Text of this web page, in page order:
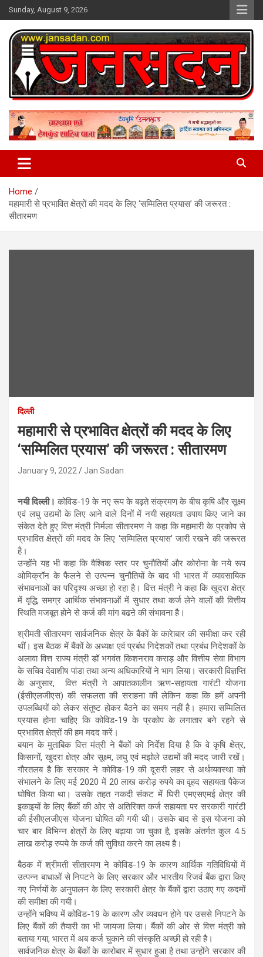
Skip
to
content
Sunday, August 9, 2026
Jan Sadan
Home
महामारी से प्रभावित क्षेत्रों की मदद के लिए ‘सम्मिलित प्रयास’ की जरूरत :
सीतारमण
दिल्ली
महामारी से प्रभावित क्षेत्रों की मदद के लिए
‘सम्मिलित प्रयास’ की जरूरत : सीतारमण
January 9, 2022 Jan Sadan
नयी दिल्ली। कोविड-19 के नए रूप के बढ़ते संक्रमण के बीच कृषि और सूक्ष्म
एवं लघु उद्यमों के लिए आने वाले दिनों में नयी सहायता उपाय किए जाने का
संकेत देते हुए वित्त मंत्री निर्मला सीतारमण ने कहा कि महामारी के प्रकोप से
प्रभावित क्षेत्रों की मदद के लिए ‘सम्मिलित प्रयास’ जारी रखने की जरूरत
है।
उन्होंने यह भी कहा कि वैश्विक स्तर पर चुनौतियों और कोरोना के नये रूप
ओमिक्रॉन के फैलने से उत्पन्न चुनौतियों के बाद भी भारत में व्यावसायिक
संभावनाओं का परिदृश्य अच्छा हो रहा है। वित्त मंत्री ने कहा कि खुदरा क्षेत्र
में वृद्धि, समग्र आर्थिक संभावनाओं में सुधार तथा कर्ज लेने वालों की वित्तीय
स्थिति मजबूत होने से कर्ज की मांग बढऩे की संभावना है।
श्रीमती सीतारमण सार्वजनिक क्षेत्र के बैंकों के कारेाबार की समीक्षा कर रही
थीं। इस बैठक में बैंकों के अध्यक्ष एवं प्रबंध निदेशकों तथा प्रबंध निदेशकों के
अलावा वित्त राज्य मंत्री डॉ भगवंत किशनराव कराड़ और वित्तीय सेवा विभाग
के सचिव देवाशीष पांडा तथा अन्य अधिकारियों ने भाग लिया। सरकारी विज्ञप्ति
के अनुसार, वित्त मंत्री ने आपातकालीन ऋण-सहायता गारंटी योजना
(ईसीएलजीएस) की सफलता की सराहना की लेकिन कहा कि हमें अपनी
उपलब्धियों को लेकर संतुष्ट होकर बैठने का समय नहीं है। हमारा सम्मिलित
प्रयास होना चाहिए कि कोविड-19 के प्रकोप के लगातार बने रहने से
प्रभावित क्षेत्रों की हम मदद करें।
बयान के मुताबिक वित्त मंत्री ने बैंकों को निर्देश दिया है कि वे कृषि क्षेत्र,
किसानों, खुदरा क्षेत्र और सूक्ष्म, लघु एवं मझोले उद्यमों की मदद जारी रखें।
गौरतलब है कि सरकार ने कोविड-19 की दूसरी लहर से अर्थव्यवस्था को
संभालने के लिए मई 2020 में 20 लाख करोड़ रुपये का वृहद सहायता पैकेज
घोषित किया था। उसके तहत नकदी संकट में घिरी एमएसएमई क्षेत्र की
इकाइयों के लिए बैंकों की ओर से अतिरिक्त कर्ज सहायता पर सरकारी गारंटी
की ईसीएलजीएस योजना घोषित की गयी थी। उसके बाद से इस योजना को
चार बार विभिन्न क्षेत्रों के लिए बढ़ाया जा चुका है, इसके अंतर्गत कुल 4.5
लाख करोड़ रुपये के कर्ज की सुविधा करने का लक्ष्य है।
बैठक में श्रीमती सीतारमण ने कोविड-19 के कारण आर्थिक गतिविधियों में
उत्पन्न बाधाओं से निपटने के लिए सरकार और भारतीय रिजर्व बैंक द्वारा किए
गए निर्णयों के अनुपालन के लिए सरकारी क्षेत्र के बैंकों द्वारा उठाए गए कदमों
की समीक्षा की गयी।
उन्होंने भविष्य में कोविड-19 के कारण और व्यवधन होने पर उससे निपटने के
लिए बैंकों की तैयारी का भी जायजा लिया। बैंकों की ओर से वित्त मंत्री को
बताया गया, भारत में अब कर्ज चुकाने की संस्कृति अच्छी हो रही है।
सार्वजनिक क्षेत्र के बैंकों के कारोबार में सुधार हुआ है तथा उन्होंने सरकार की